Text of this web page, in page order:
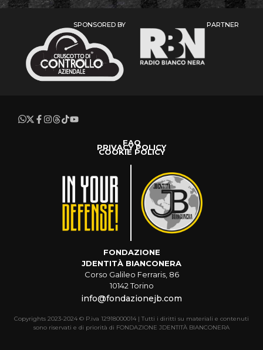
SPONSORED BY PARTNER
FAQ
PRIVACY POLICY
COOKIE POLICY
FONDAZIONE
JDENTITÀ BIANCONERA
Corso Galileo Ferraris, 86
10142 Torino
info@fondazionejb.com
Copyrights 2023-2024 © P.iva 12918000014 | Tutti i diritti su materiali e contenuti
sono riservati e di priorità di FONDAZIONE JDENTITÀ BIANCONERA